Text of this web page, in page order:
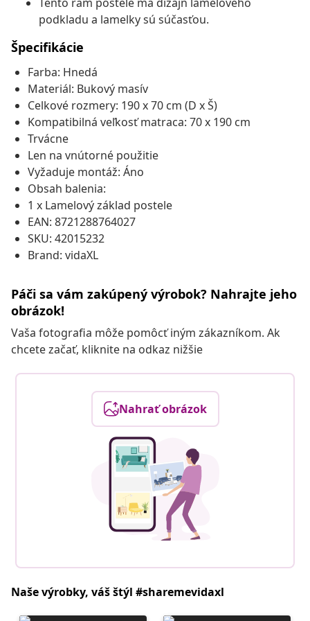
podkladu a lamelky sú súčasťou.
Špecifikácie
Farba: Hnedá
Materiál: Bukový masív
Celkové rozmery: 190 x 70 cm (D x Š)
Kompatibilná veľkosť matraca: 70 x 190 cm
Trvácne
Len na vnútorné použitie
Vyžaduje montáž: Áno
Obsah balenia:
1 x Lamelový základ postele
EAN: 8721288764027
SKU: 42015232
Brand: vidaXL
Páči sa vám zakúpený výrobok? Nahrajte jeho
obrázok!
Vaša fotografia môže pomôcť iným zákazníkom. Ak
chcete začať, kliknite na odkaz nižšie
Nahrať obrázok
Naše výrobky, váš štýl #sharemevidaxl